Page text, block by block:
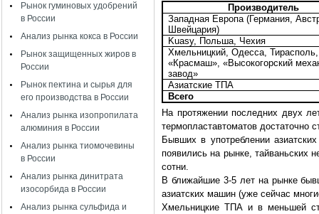
Рынок гуминовых удобрений
в России
Анализ рынка кокса в России
Рынок защищенных жиров в
России
Рынок пектина и сырья для
его производства в России
Анализ рынка изопропилата
алюминия в России
Анализ рынка тиомочевины
в России
Анализ рынка динитрата
изосорбида в России
Анализ рынка сульфида и
Производитель
Западная Европа (Германия,
Швейцария)
Kuasy, Польша, Чехия
Хмельницкий, Одесса, Тирасполь,
«Красмаш», «Высокогорский
завод»
Азиатские ТПА
Всего
На протяжении последних двух
термопластавтоматов достаточно
Бывших в употреблении
появились на рынке, тайваньских
сотни.
В ближайшие 3-5 лет на рынке
азиатских машин (уже сейчас
Хмельницкие ТПА и в меньшей